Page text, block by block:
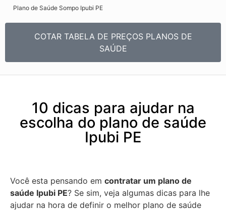
Plano de Saúde Sompo Ipubi PE​
COTAR TABELA DE PREÇOS PLANOS DE
SAÚDE
10 dicas para ajudar na
escolha do plano de saúde
Ipubi PE
Você esta pensando em contratar um plano de
saúde Ipubi PE? Se sim, veja algumas dicas para lhe
ajudar na hora de definir o melhor plano de saúde